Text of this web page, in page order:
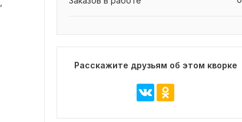
Расскажите друзьям об этом кворке